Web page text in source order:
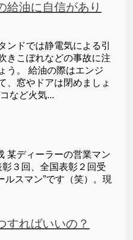
給油に自信があり
ンドでは静電気による引
きこぼれなどの事故に注
う。 給油の際はエンジ
、窓やドアは閉めましょ
など火気...
某ディーラーの営業マン
３回、全国表彰２回受
ルスマン”です（笑）。現
すればいいの？